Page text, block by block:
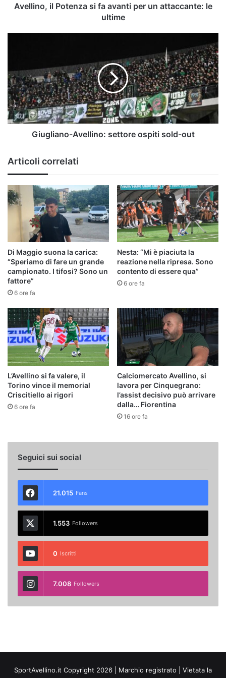
Avellino, il Potenza si fa avanti per un attaccante: le
ultime
ospiti
sold-
out
Giugliano-Avellino: settore ospiti sold-out
Articoli correlati
Di Maggio suona la carica:
“Speriamo di fare un grande
campionato. I tifosi? Sono un
fattore”
6 ore fa
Nesta: “Mi è piaciuta la
reazione nella ripresa. Sono
contento di essere qua”
6 ore fa
L’Avellino si fa valere, il
Torino vince il memorial
Criscitiello ai rigori
6 ore fa
Calciomercato Avellino, si
lavora per Cinquegrano:
l’assist decisivo può arrivare
dalla… Fiorentina
16 ore fa
Seguici sui social
21.015 Fans
1.553 Followers
0 Iscritti
7.008 Followers
SportAvellino.it Copyright 2026 | Marchio registrato | Vietata la